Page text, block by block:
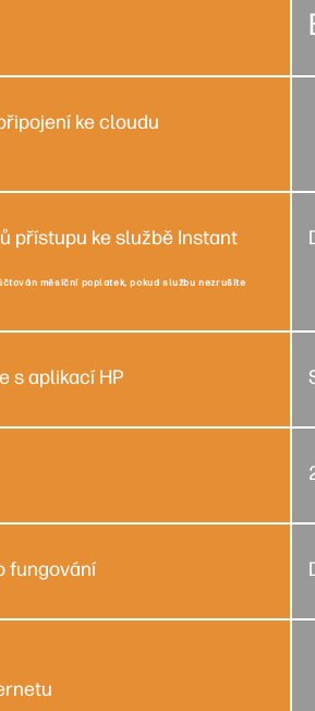
ke cloudu
přístupu ke službě Instant
měsíční poplatek, pokud službu nezrušíte
s aplikací HP
fungování